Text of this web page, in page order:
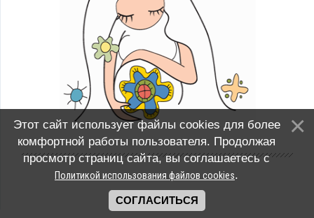
Этот сайт использует файлы cookies для более
комфортной работы пользователя. Продолжая
просмотр страниц сайта, вы соглашаетесь с
Политикой использования файлов cookies.
СОГЛАСИТЬСЯ